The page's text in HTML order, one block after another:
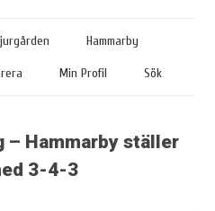
Hammarby
Min Profil Sök
– Hammarby ställer
3-4-3